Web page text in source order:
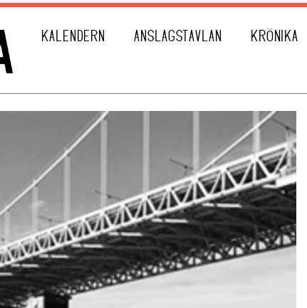
KALENDERN ANSLAGSTAVLAN KRÖNIKA